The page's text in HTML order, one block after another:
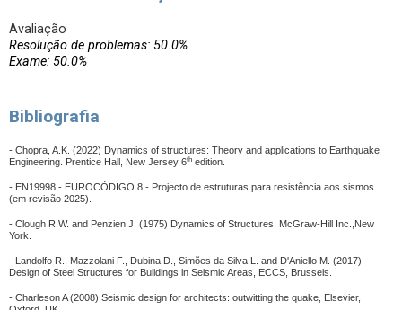
Avaliação
Resolução de problemas: 50.0%
Exame: 50.0%
Bibliografia
- Chopra, A.K. (2022) Dynamics of structures: Theory and applications to Earthquake
Engineering. Prentice Hall, New Jersey 6th edition.
- EN19998 - EUROCÓDIGO 8 - Projecto de estruturas para resistência aos sismos
(em revisão 2025).
- Clough R.W. and Penzien J. (1975) Dynamics of Structures. McGraw-Hill Inc.,New
York.
- Landolfo R., Mazzolani F., Dubina D., Simões da Silva L. and D'Aniello M. (2017)
Design of Steel Structures for Buildings in Seismic Areas, ECCS, Brussels.
- Charleson A (2008) Seismic design for architects: outwitting the quake, Elsevier,